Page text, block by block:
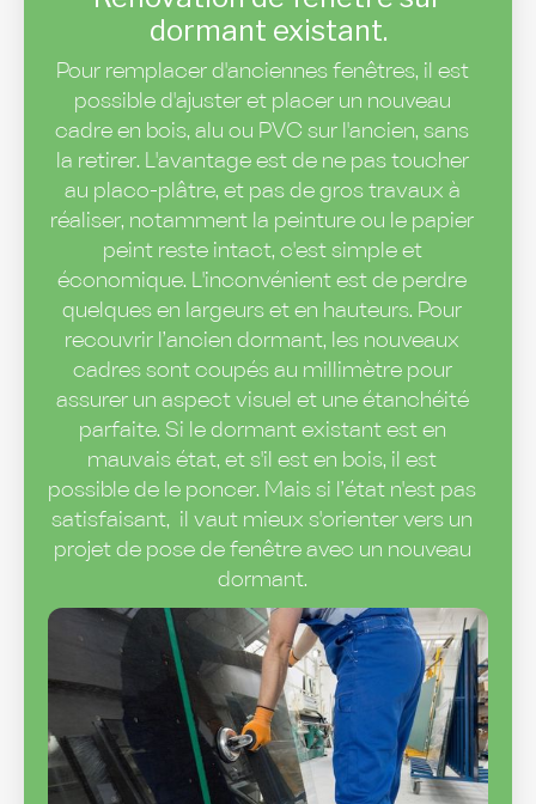
dormant existant.
Pour remplacer d'anciennes fenêtres, il est
possible d'ajuster et placer un nouveau
cadre en bois, alu ou PVC sur l'ancien, sans
la retirer. L'avantage est de ne pas toucher
au placo-plâtre, et pas de gros travaux à
réaliser, notamment la peinture ou le papier
peint reste intact, c'est simple et
économique. L'inconvénient est de perdre
quelques en largeurs et en hauteurs. Pour
recouvrir l’ancien dormant, les nouveaux
cadres sont coupés au millimètre pour
assurer un aspect visuel et une étanchéité
parfaite. Si le dormant existant est en
mauvais état, et s'il est en bois, il est
possible de le poncer. Mais si l’état n'est pas
satisfaisant, il vaut mieux s'orienter vers un
projet de pose de fenêtre avec un nouveau
dormant.